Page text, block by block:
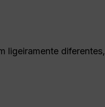
ligeiramente diferentes,